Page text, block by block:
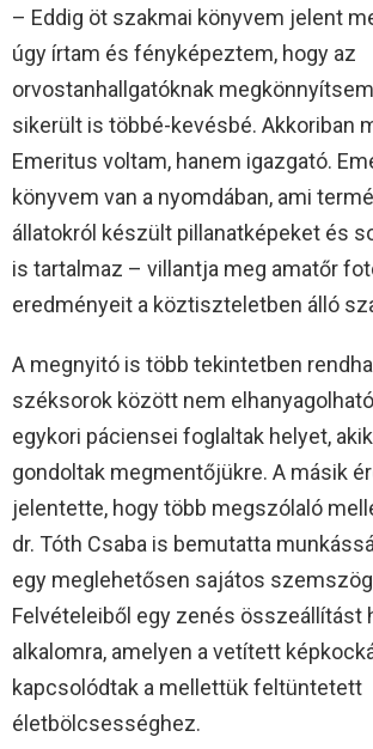
– Eddig öt szakmai könyvem jelent
úgy írtam és fényképeztem, hogy az
orvostanhallgatóknak
sikerült is többé-kevésbé. Akkoriban
Emeritus voltam, hanem igazgató.
könyvem van a nyomdában, ami
állatokról készült pillanatképeket és
is tartalmaz – villantja meg amatőr
eredményeit a köztiszteletben álló
A megnyitó is több tekintetben
széksorok között nem
egykori páciensei foglaltak helyet,
gondoltak megmentőjükre. A másik
jelentette, hogy több megszólaló
dr. Tóth Csaba is bemutatta
egy meglehetősen sajátos
Felvételeiből egy zenés összeállítást
alkalomra, amelyen a vetített
kapcsolódtak a mellettük feltüntetett
életbölcsességhez.